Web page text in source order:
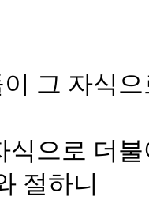
그 자식
식으로 더
절하니